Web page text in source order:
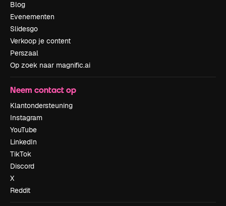
Blog
Evenementen
Slidesgo
Verkoop je content
Perszaal
Op zoek naar magnific.ai
Neem contact op
Klantondersteuning
Instagram
YouTube
LinkedIn
TikTok
Discord
X
Reddit